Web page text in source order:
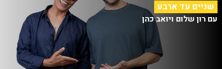
שניים עד ארבע
עם רון שלום ויואב כהן